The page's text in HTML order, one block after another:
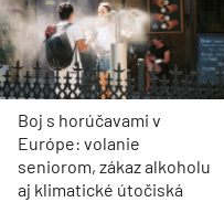
Boj s horúčavami v
Európe: volanie
seniorom, zákaz alkoholu
aj klimatické útočiská